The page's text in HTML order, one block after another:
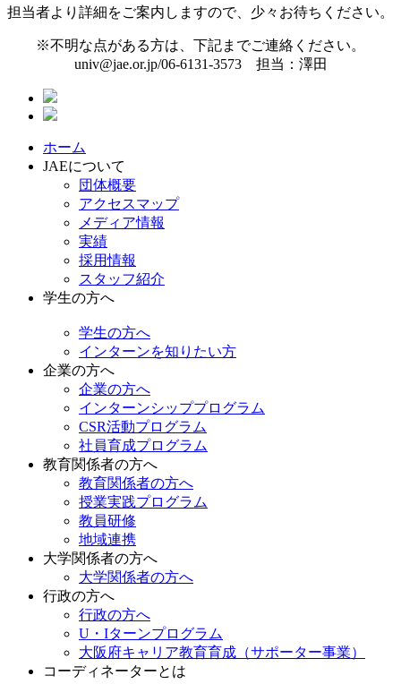
担当者より詳細をご案内しますので、少々お待ちください。
※不明な点がある方は、下記までご連絡ください。
univ@jae.or.jp/06-6131-3573 担当：澤田
ホーム
JAEについて
団体概要
アクセスマップ
メディア情報
実績
採用情報
スタッフ紹介
学生の方へ
学生の方へ
インターンを知りたい方
企業の方へ
企業の方へ
インターンシッププログラム
CSR活動プログラム
社員育成プログラム
教育関係者の方へ
教育関係者の方へ
授業実践プログラム
教員研修
地域連携
大学関係者の方へ
大学関係者の方へ
行政の方へ
行政の方へ
U・Iターンプログラム
大阪府キャリア教育育成（サポーター事業）
コーディネーターとは